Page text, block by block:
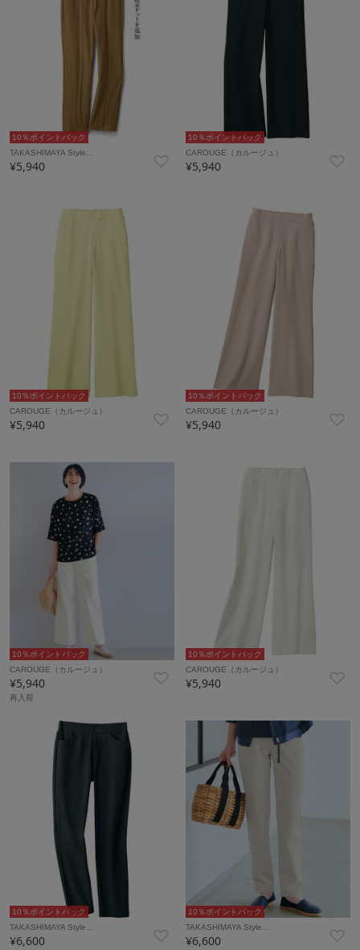
10％ポイントバック
TAKASHIMAYA Style…
¥5,940
10％ポイントバック
CAROUGE（カルージュ）
¥5,940
10％ポイントバック
CAROUGE（カルージュ）
¥5,940
10％ポイントバック
CAROUGE（カルージュ）
¥5,940
10％ポイントバック
CAROUGE（カルージュ）
¥5,940
再入荷
10％ポイントバック
CAROUGE（カルージュ）
¥5,940
10％ポイントバック
TAKASHIMAYA Style…
¥6,600
10％ポイントバック
TAKASHIMAYA Style…
¥6,600